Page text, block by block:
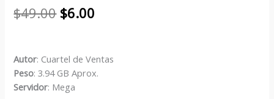
$49.00 $6.00
Autor: Cuartel de Ventas
Peso: 3.94 GB Aprox.
Servidor: Mega